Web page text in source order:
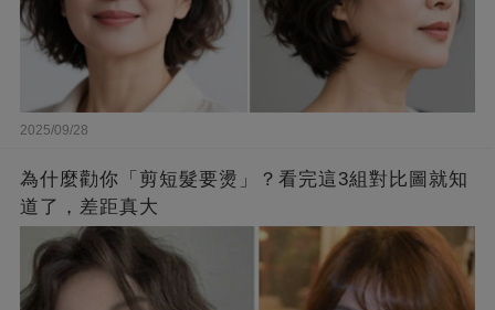
2025/09/28
為什麼勸你「剪短髮要燙」？看完這3組對比圖就知
道了，差距真大